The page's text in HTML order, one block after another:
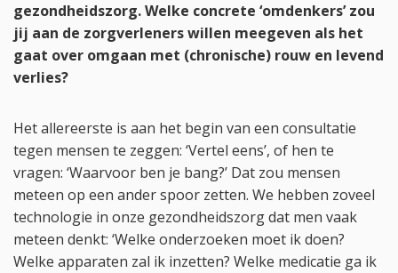
gezondheidszorg. Welke concrete ‘omdenkers’ zou
jij aan de zorgverleners willen meegeven als het
gaat over omgaan met (chronische) rouw en levend
verlies?
Het allereerste is aan het begin van een consultatie
tegen mensen te zeggen: ‘Vertel eens’, of hen te
vragen: ‘Waarvoor ben je bang?’ Dat zou mensen
meteen op een ander spoor zetten. We hebben zoveel
technologie in onze gezondheidszorg dat men vaak
meteen denkt: ‘Welke onderzoeken moet ik doen?
Welke apparaten zal ik inzetten? Welke medicatie ga ik